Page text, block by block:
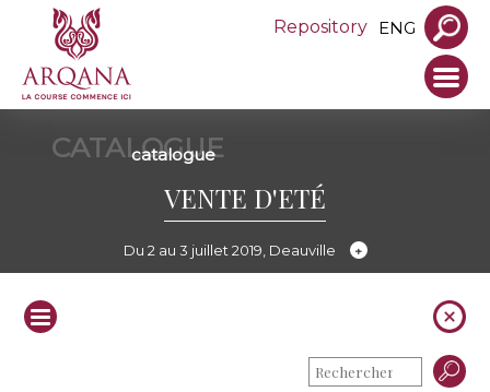
Repository ENG
CATALOGUE
catalogue
VENTE D'ETÉ
Du 2 au 3 juillet 2019, Deauville